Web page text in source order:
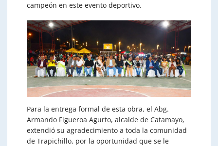
campeón en este evento deportivo.
Para la entrega formal de esta obra, el Abg.
Armando Figueroa Agurto, alcalde de Catamayo,
extendió su agradecimiento a toda la comunidad
de Trapichillo, por la oportunidad que se le